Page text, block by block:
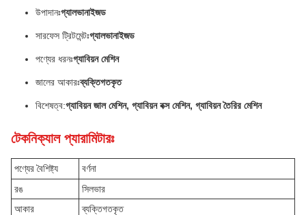
উপাদানঃগ্যালভানাইজড
সারফেস ট্রিটমেন্টঃগ্যালভানাইজড
পণ্যের ধরনঃগ্যাবিয়ন মেশিন
জালের আকারঃব্যক্তিগতকৃত
বিশেষত্ব:গ্যাবিয়ন জাল মেশিন, গ্যাবিয়ন বক্স মেশিন, গ্যাবিয়ন তৈরির মেশিন
টেকনিক্যাল প্যারামিটারঃ
পণ্যের বৈশিষ্ট্য
বর্ণনা
রঙ
সিলভার
আকার
ব্যক্তিগতকৃত